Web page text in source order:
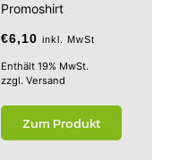
Promoshirt
€6,10 inkl. MwSt
Enthält 19% MwSt.
zzgl. Versand
Zum Produkt